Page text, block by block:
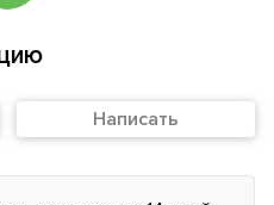
Написать